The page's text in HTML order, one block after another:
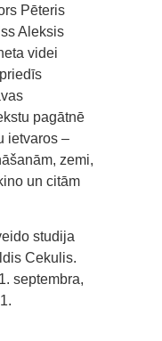
Pēteris
Aleksis
videi
pagātnē
ietvaros –
zemi,
un citām
studija
Cekulis.
septembra,